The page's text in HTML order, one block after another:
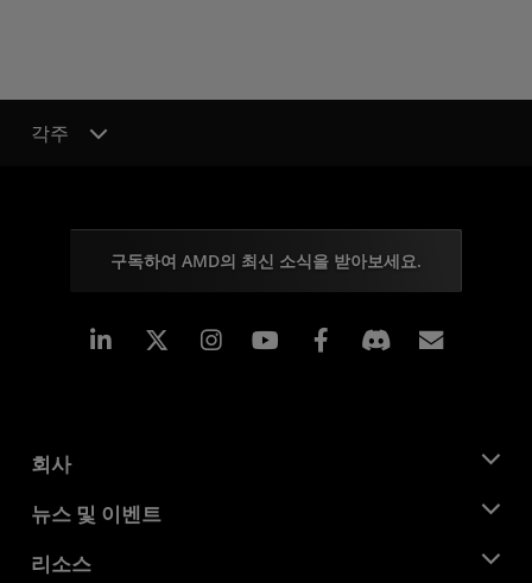
각주
구독하여 AMD의 최신 소식을 받아보세요.
Linkedin Instagram Facebook
회사
AMD 소개
기업의 사회적 책임
뉴스 및 이벤트
뉴스룸
리소스